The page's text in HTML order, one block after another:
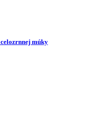
múky